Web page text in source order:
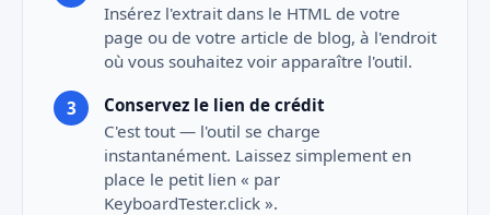
Insérez l'extrait dans le HTML de votre
page ou de votre article de blog, à l'endroit
où vous souhaitez voir apparaître l'outil.
Conservez le lien de crédit
C'est tout — l'outil se charge
instantanément. Laissez simplement en
place le petit lien « par
KeyboardTester.click ».